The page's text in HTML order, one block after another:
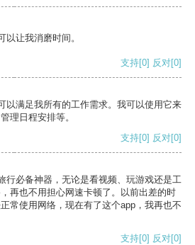
以让我消磨时间。
支持[0] 反对[0]
以满足我所有的工作需求。我可以使用它来
理日程安排等。
支持[0] 反对[0]
行必备神器，无论是看视频、玩游戏还是工
再也不用担心网速卡顿了。以前出差的时
常使用网络，现在有了这个app，我再也不
支持[0] 反对[0]